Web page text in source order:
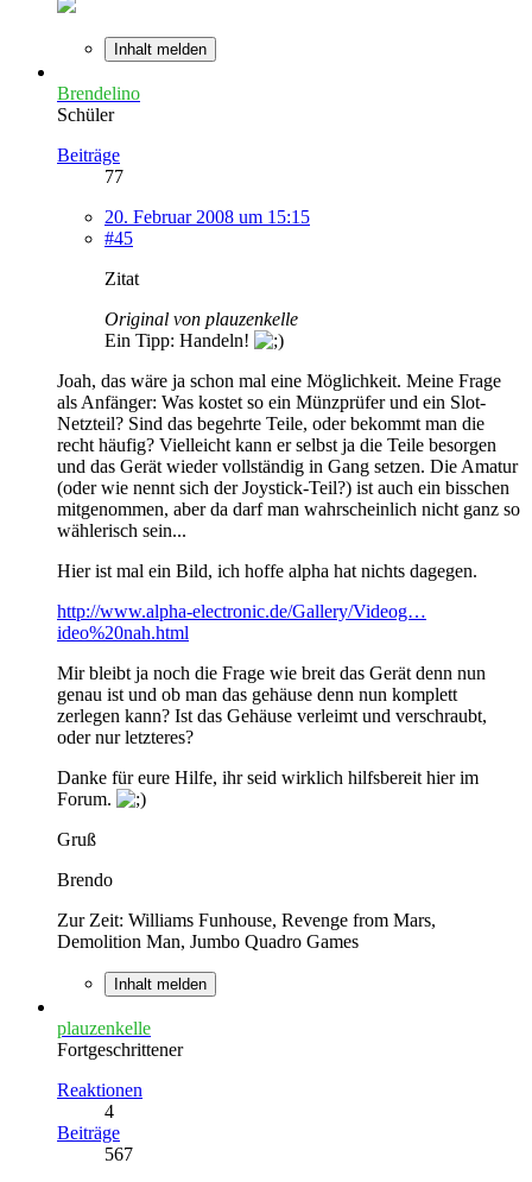
Inhalt melden
Brendelino
Schüler
Beiträge
77
20. Februar 2008 um 15:15
#45
Zitat
Original von plauzenkelle
Ein Tipp: Handeln!
Joah, das wäre ja schon mal eine Möglichkeit. Meine Frage
als Anfänger: Was kostet so ein Münzprüfer und ein Slot-
Netzteil? Sind das begehrte Teile, oder bekommt man die
recht häufig? Vielleicht kann er selbst ja die Teile besorgen
und das Gerät wieder vollständig in Gang setzen. Die Amatur
(oder wie nennt sich der Joystick-Teil?) ist auch ein bisschen
mitgenommen, aber da darf man wahrscheinlich nicht ganz so
wählerisch sein...
Hier ist mal ein Bild, ich hoffe alpha hat nichts dagegen.
http://www.alpha-electronic.de/Gallery/Videog…
ideo%20nah.html
Mir bleibt ja noch die Frage wie breit das Gerät denn nun
genau ist und ob man das gehäuse denn nun komplett
zerlegen kann? Ist das Gehäuse verleimt und verschraubt,
oder nur letzteres?
Danke für eure Hilfe, ihr seid wirklich hilfsbereit hier im
Forum.
Gruß
Brendo
Zur Zeit: Williams Funhouse, Revenge from Mars,
Demolition Man, Jumbo Quadro Games
Inhalt melden
plauzenkelle
Fortgeschrittener
Reaktionen
4
Beiträge
567